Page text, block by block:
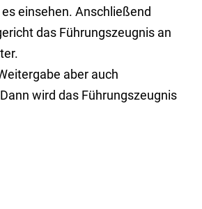
einsehen. Anschließend
das Führungszeugnis an
aber auch
wird das Führungszeugnis